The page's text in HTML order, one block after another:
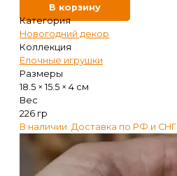
В корзину
Категория
Новогодний декор
Коллекция
Ёлочные игрушки
Размеры
18.5 × 15.5 × 4 см
Вес
226 гр
В наличии. Доставка по РФ и СНГ